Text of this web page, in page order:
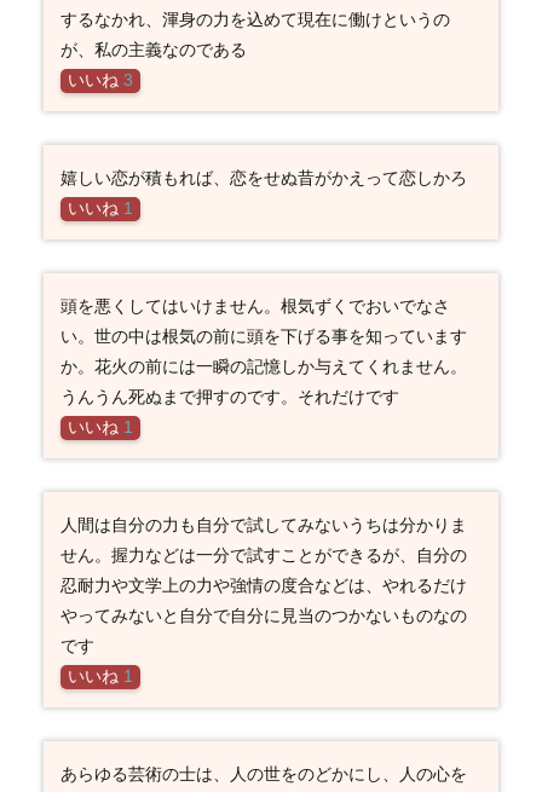
するなかれ、渾身の力を込めて現在に働けというの
が、私の主義なのである
いいね 3
嬉しい恋が積もれば、恋をせぬ昔がかえって恋しかろ
いいね 1
頭を悪くしてはいけません。根気ずくでおいでなさ
い。世の中は根気の前に頭を下げる事を知っています
か。花火の前には一瞬の記憶しか与えてくれません。
うんうん死ぬまで押すのです。それだけです
いいね 1
人間は自分の力も自分で試してみないうちは分かりま
せん。握力などは一分で試すことができるが、自分の
忍耐力や文学上の力や強情の度合などは、やれるだけ
やってみないと自分で自分に見当のつかないものなの
です
いいね 1
あらゆる芸術の士は、人の世をのどかにし、人の心を